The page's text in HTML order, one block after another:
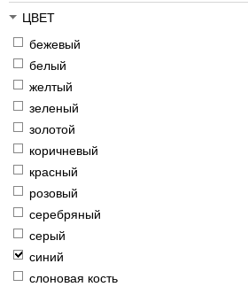
ЦВЕТ
бежевый
белый
желтый
зеленый
золотой
коричневый
красный
розовый
серебряный
серый
синий
слоновая кость